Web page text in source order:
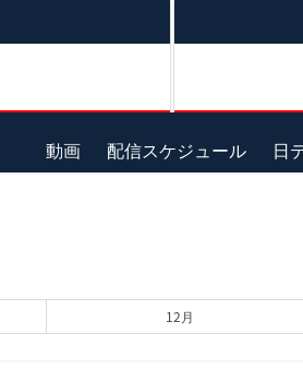
動画 配信スケジュール 日
12月